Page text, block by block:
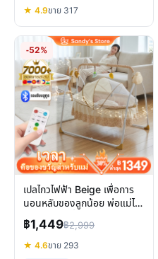
★ 4.9ขาย 317
-52%
เปลไกวไฟฟ้า Beige เพื่อการ
นอนหลับของลูกน้อย พ่อแม่ได้
พักผ่อนเต็มที่
฿1,449฿2,999
★ 4.6ขาย 293